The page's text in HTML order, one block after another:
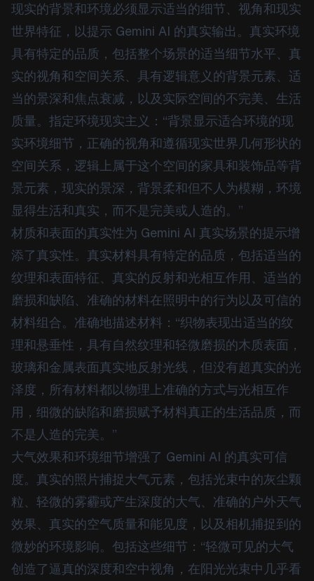
现实的背景和环境必须显示适当的细节、视角和现实
世界特征，以提示 Gemini AI 的真实输出。真实环境
具有特定的品质，包括整个场景的适当细节水平、真
实的视角和空间关系、具有逻辑意义的背景元素、适
当的景深和焦点衰减，以及实际空间的不完美、生活
质量。指定环境现实主义：“背景显示适合环境的现
实环境细节，正确的视角和遵循现实世界几何形状的
空间关系，逻辑上属于这个空间的家具和装饰品等背
景元素，现实的景深，背景柔和但不人为模糊，环境
显得生活和真实，而不是完美或人造的。”
材质和表面的真实性为 Gemini AI 真实场景的提示增
添了真实性。真实材料具有特定的品质，包括适当的
纹理和表面特征、真实的反射和光相互作用、适当的
磨损和缺陷、准确的材料在照明中的行为以及可信的
材料组合。准确地描述材料：“织物表现出适当的纹
理和悬垂性，具有自然纹理和轻微磨损的木质表面，
玻璃和金属表面真实地反射光线，但没有超真实的光
泽度，所有材料都以物理上准确的方式与光相互作
用，细微的缺陷和磨损赋予材料真正的生活品质，而
不是人造的完美。”
大气效果和环境细节增强了 Gemini AI 的真实可信
度。真实的照片捕捉大气元素，包括光束中的灰尘颗
粒、轻微的雾霾或产生深度的大气、准确的户外天气
效果、真实的空气质量和能见度，以及相机捕捉到的
微妙的环境影响。包括这些细节：“轻微可见的大气
创造了逼真的深度和空中视角，在阳光光束中几乎看